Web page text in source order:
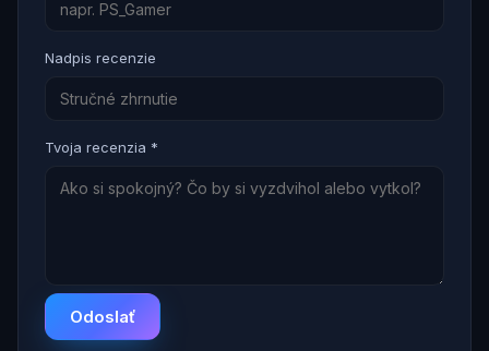
Nadpis recenzie
Tvoja recenzia *
Odoslať